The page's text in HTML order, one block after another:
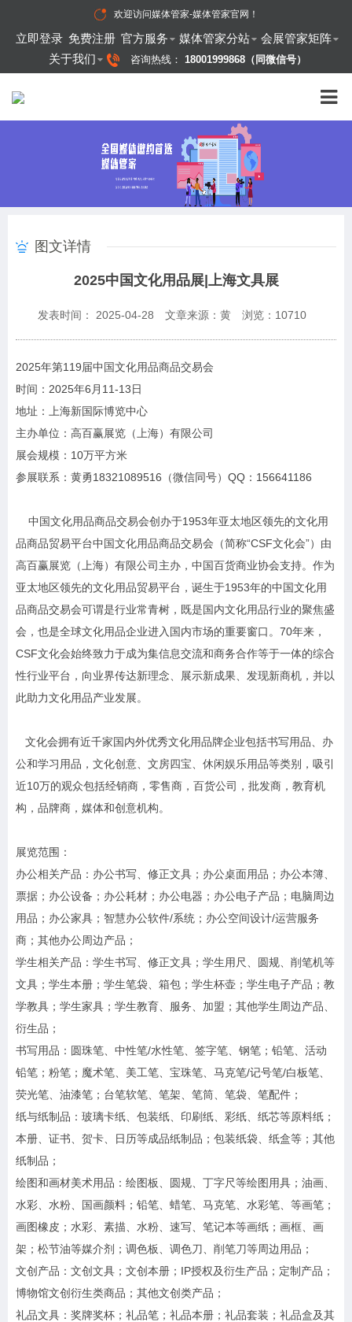
欢迎访问媒体管家-媒体管家官网 ！
立即登录 免费注册 官方服务 媒体管家分站
会展管家矩阵
关于我们
咨询热线： 18001999868（同微信号）
图文详情
2025中国文化用品展|上海文具展
发表时间： 2025-04-28 文章来源：黄 浏览： 10710
2025年第119届中国文化用品商品交易会
时间：2025年6月11-13日
地址：上海新国际博览中心
主办单位：高百赢展览（上海）有限公司
展会规模：10万平方米
参展联系：黄勇18321089516（微信同号）QQ：156641186
中国文化用品商品交易会创办于1953年亚太地区领先的文化用
品商品贸易平台中国文化用品商品交易会（简称“CSF文化会”）由
高百赢展览（上海）有限公司主办，中国百货商业协会支持。作为
亚太地区领先的文化用品贸易平台，诞生于1953年的中国文化用
品商品交易会可谓是行业常青树，既是国内文化用品行业的聚焦盛
会，也是全球文化用品企业进入国内市场的重要窗口。70年来，
CSF文化会始终致力于成为集信息交流和商务合作等于一体的综合
性行业平台，向业界传达新理念、展示新成果、发现新商机，并以
此助力文化用品产业发展。
文化会拥有近千家国内外优秀文化用品牌企业包括书写用品、办
公和学习用品，文化创意、文房四宝、休闲娱乐用品等类别，吸引
近10万的观众包括经销商，零售商，百货公司，批发商，教育机
构，品牌商，媒体和创意机构。
展览范围：
办公相关产品：办公书写、修正文具；办公桌面用品；办公本簿、
票据；办公设备；办公耗材；办公电器；办公电子产品；电脑周边
用品；办公家具；智慧办公软件/系统；办公空间设计/运营服务
商；其他办公周边产品；
学生相关产品：学生书写、修正文具；学生用尺、圆规、削笔机等
文具；学生本册；学生笔袋、箱包；学生杯壶；学生电子产品；教
学教具；学生家具；学生教育、服务、加盟；其他学生周边产品、
衍生品；
书写用品：圆珠笔、中性笔/水性笔、签字笔、钢笔；铅笔、活动
铅笔；粉笔；魔术笔、美工笔、宝珠笔、马克笔/记号笔/白板笔、
荧光笔、油漆笔；台笔软笔、笔架、笔筒、笔袋、笔配件；
纸与纸制品：玻璃卡纸、包装纸、印刷纸、彩纸、纸芯等原料纸；
本册、证书、贺卡、日历等成品纸制品；包装纸袋、纸盒等；其他
纸制品；
绘图和画材美术用品：绘图板、圆规、丁字尺等绘图用具；油画、
水彩、水粉、国画颜料；铅笔、蜡笔、马克笔、水彩笔、等画笔；
画图橡皮；水彩、素描、水粉、速写、笔记本等画纸；画框、画
架；松节油等媒介剂；调色板、调色刀、削笔刀等周边用品；
文创产品：文创文具；文创本册；IP授权及衍生产品；定制产品；
博物馆文创衍生类商品；其他文创类产品；
礼品文具：奖牌奖杯；礼品笔；礼品本册；礼品套装；礼品盒及其